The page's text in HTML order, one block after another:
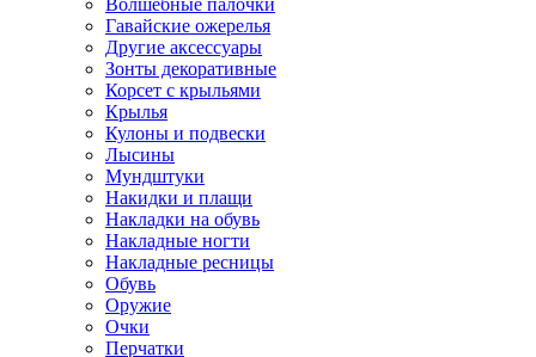
Волшебные палочки
Гавайские ожерелья
Другие аксессуары
Зонты декоративные
Корсет с крыльями
Крылья
Кулоны и подвески
Лысины
Мундштуки
Накидки и плащи
Накладки на обувь
Накладные ногти
Накладные ресницы
Обувь
Оружие
Очки
Перчатки